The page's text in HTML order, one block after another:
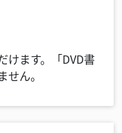
けます。「DVD書
ん。